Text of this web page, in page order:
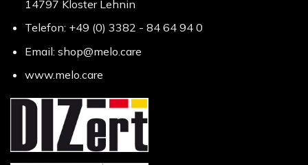
14797 Kloster Lehnin
Telefon: +49 (0) 3382 - 84 64 94 0
Email: shop@melo.care
www.melo.care